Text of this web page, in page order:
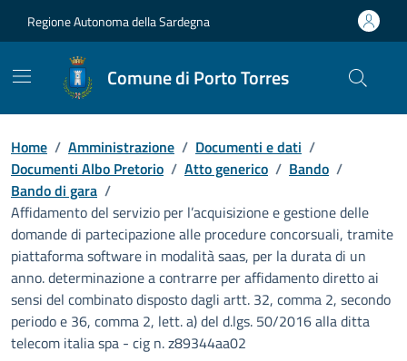
Regione Autonoma della Sardegna
Comune di Porto Torres
Home / Amministrazione / Documenti e dati /
Documenti Albo Pretorio / Atto generico / Bando /
Bando di gara /
Affidamento del servizio per l’acquisizione e gestione delle
domande di partecipazione alle procedure concorsuali, tramite
piattaforma software in modalità saas, per la durata di un
anno. determinazione a contrarre per affidamento diretto ai
sensi del combinato disposto dagli artt. 32, comma 2, secondo
periodo e 36, comma 2, lett. a) del d.lgs. 50/2016 alla ditta
telecom italia spa - cig n. z89344aa02